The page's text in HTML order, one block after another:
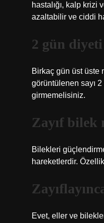
hastalığı, kalp krizi
azaltabilir ve ciddi
2 gün
Birkaç gün üst üste
görüntülenen sayı
girmemelisiniz.
Zayıf bilek
Bilekleri
hareketlerdir.
Evet, eller ve